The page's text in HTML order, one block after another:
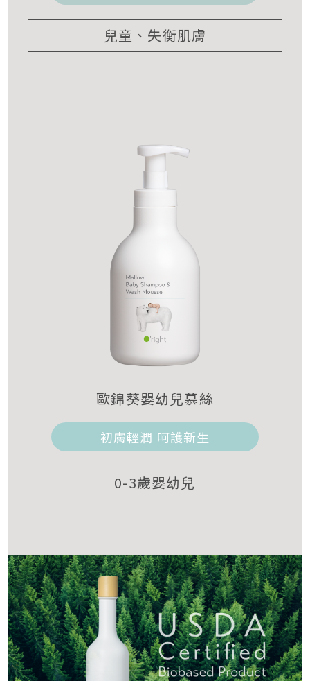
兒童、失衡肌膚
歐錦葵嬰幼兒慕絲
初膚輕潤 呵護新生
0-3歲嬰幼兒